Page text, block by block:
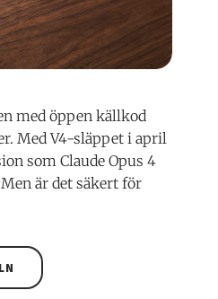
med öppen källkod
Med V4-släppet i april
som Claude Opus 4
är det säkert för